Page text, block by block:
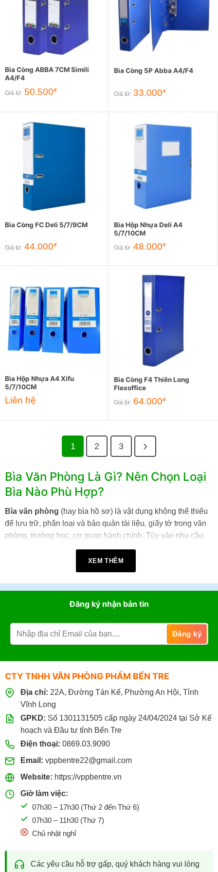
Bìa Còng ABBA 7CM Simili
A4/F4
Giá từ: 50.500đ
Bìa Còng 5P Abba A4/F4
Giá từ: 33.000đ
Bìa Còng FC Deli 5/7/9CM
Giá từ: 44.000đ
Bìa Hộp Nhựa Deli A4
5/7/10CM
Giá từ: 48.000đ
Bìa Hộp Nhựa A4 Xifu
5/7/10CM
Liên hệ
Bìa Còng F4 Thiên Long
Flexoffice
Giá từ: 64.000đ
1 2 3
Bìa Văn Phòng Là Gì? Nên Chọn Loại
Bìa Nào Phù Hợp?
Bìa văn phòng (hay bìa hồ sơ) là vật dụng không thể thiếu
để lưu trữ, phân loại và bảo quản tài liệu, giấy tờ trong văn
phòng, trường học, cơ quan hành chính. Tùy vào nhu cầu
sử dụng, mỗi loại bìa sẽ có công dụng và ưu điểm riêng:
Dùng lưu trữ hồ sơ số lượng lớn, có cơ còng
chắc chắn, phổ biến các độ dày 3.5cm, 5cm, 7cm, 9cm,
Nhẹ, giá rẻ, dùng đựng tài liệu mỏng,
hồ sơ xin việc, hợp đồng ngắn hạn.
Bìa nút:
Có nút bấm giữ giấy, chống thất lạc, thường
Đục lỗ sẵn, kết hợp với bìa còng hoặc bìa 3 dây
để lưu trữ dài hạn.
Bìa trình ký:
Thiết kế trang trọng bằng mica hoặc da,
dùng để trình văn bản ký duyệt trong doanh nghiệp, cơ
quan nhà nước.
Bìa 3 dây, bìa hộp:Sức chứa lớn, phù hợp lưu trữ hồ
Tại VPP Bến Tre, tất cả các loại bìa đều là hàng chính hãng
Kingstar, ABBA, Flexoffice, Thành Phát… với đầy đủ khổ
giấy A4, F4, A3, đa dạng màu sắc và độ dày, đáp ứng nhu
cầu từ cá nhân, hộ kinh doanh đến doanh nghiệp, trường
học, cơ quan nhà nước.
VÌ SAO NÊN MUA BÌA VĂN PHÒNG TẠI VPP
XEM THÊM
Đăng ký nhận bản tin
CTY TNHH VĂN PHÒNG PHẨM BẾN TRE
Địa chỉ: 22A, Đường Tán Kế, Phường An Hội, Tỉnh
Vĩnh Long
GPKD: Số 1301131505 cấp ngày 24/04/2024 tại Sở Kế
hoạch và Đầu tư tỉnh Bến Tre
Điện thoại: 0869.03.9090
Email: vppbentre22@gmail.com
Website: https://vppbentre.vn
Giờ làm việc:
07h30 – 17h30 (Thứ 2 đến Thứ 6)
07h30 – 11h30 (Thứ 7)
Chủ nhật nghỉ
Các yêu cầu hỗ trợ gấp, quý khách hàng vui lòng